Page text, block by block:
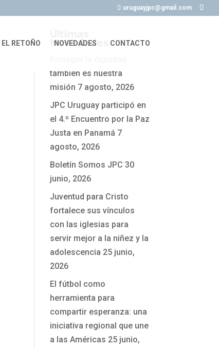
uruguayjpc@gmail.com
EL RETOÑO NOVEDADES CONTACTO
Novedades
también es nuestra
misión 7 agosto, 2026
JPC Uruguay participó en
el 4.º Encuentro por la Paz
Justa en Panamá 7
agosto, 2026
Boletín Somos JPC 30
junio, 2026
Juventud para Cristo
fortalece sus vínculos
con las iglesias para
servir mejor a la niñez y la
adolescencia 25 junio,
2026
El fútbol como
herramienta para
compartir esperanza: una
iniciativa regional que une
a las Américas 25 junio,